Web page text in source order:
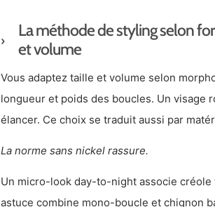
La méthode de styling selon
et volume
Vous adaptez taille et volume selon
longueur et poids des boucles. Un visage
élancer. Ce choix se traduit aussi par
La norme sans nickel rassure.
Un micro-look day-to-night associe
astuce combine mono-boucle et chignon